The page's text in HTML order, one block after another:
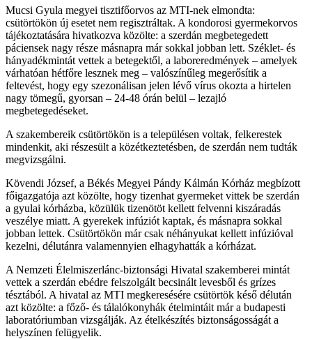
Mucsi Gyula megyei tisztifőorvos az MTI-nek elmondta:
csütörtökön új esetet nem regisztráltak. A kondorosi gyermekorvos
tájékoztatására hivatkozva közölte: a szerdán megbetegedett
páciensek nagy része másnapra már sokkal jobban lett. Széklet- és
hányadékmintát vettek a betegektől, a laboreredmények – amelyek
várhatóan hétfőre lesznek meg – valószínűleg megerősítik a
feltevést, hogy egy szezonálisan jelen lévő vírus okozta a hirtelen
nagy tömegű, gyorsan – 24-48 órán belül – lezajló
megbetegedéseket.
A szakembereik csütörtökön is a településen voltak, felkerestek
mindenkit, aki részesült a közétkeztetésben, de szerdán nem tudták
megvizsgálni.
Kövendi József, a Békés Megyei Pándy Kálmán Kórház megbízott
főigazgatója azt közölte, hogy tizenhat gyermeket vittek be szerdán
a gyulai kórházba, közülük tizenötöt kellett felvenni kiszáradás
veszélye miatt. A gyerekek infúziót kaptak, és másnapra sokkal
jobban lettek. Csütörtökön már csak néhányukat kellett infúzióval
kezelni, délutánra valamennyien elhagyhatták a kórházat.
A Nemzeti Élelmiszerlánc-biztonsági Hivatal szakemberei mintát
vettek a szerdán ebédre felszolgált becsinált levesből és grízes
tésztából. A hivatal az MTI megkeresésére csütörtök késő délután
azt közölte: a főző- és tálalókonyhák ételmintáit már a budapesti
laboratóriumban vizsgálják. Az ételkészítés biztonságosságát a
helyszínen felügyelik.